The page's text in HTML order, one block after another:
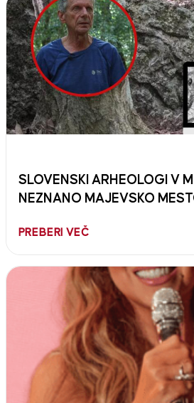
SLOVENSKI ARHEOLOGI V
NEZNANO MAJEVSKO
PREBERI VEČ